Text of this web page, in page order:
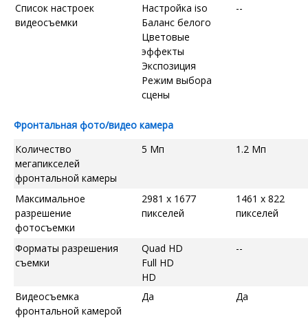
Список настроек
видеосъемки
Настройка iso
Баланс белого
Цветовые
эффекты
Экспозиция
Режим выбора
сцены
--
Фронтальная фото/видео камера
Количество
мегапикселей
фронтальной камеры
5 Мп 1.2 Мп
Максимальное
разрешение
фотосъемки
2981 x 1677
пикселей
1461 x 822
пикселей
Форматы разрешения
съемки
Quad HD
Full HD
HD
--
Видеосъемка
фронтальной камерой
Да Да